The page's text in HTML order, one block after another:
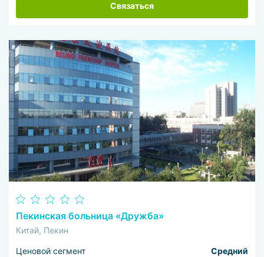
Связаться
Пекинская больница «Дружба»
Китай, Пекин
Ценовой сегмент Средний